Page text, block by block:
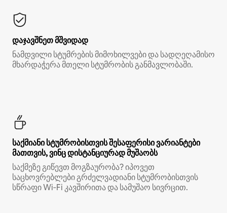
დაჯავშნეთ მშვიდად
ნამდვილი სტუმრების მიმოხილვები და სადღეღამისო
მხარდაჭერა მთელი სტუმრობის განმავლობაში.
საქმიანი სტუმრობისთვის შესაფერისი ვარიანტები
მათთვის, ვინც დისტანციურად მუშაობს
საქმეზე გიწევთ მოგზაურობა? იპოვეთ
საცხოვრებლები გრძელვადიანი სტუმრობისთვის
სწრაფი Wi‑Fi კავშირითა და სამუშაო სივრცით.